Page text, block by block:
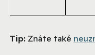
Tip: Znáte také